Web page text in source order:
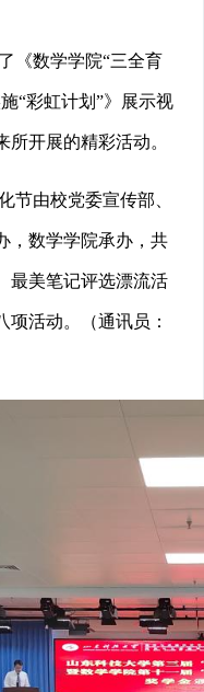
《数学学院“三全育
“彩虹计划”》展示视
开展的精彩活动。
节由校党委宣传部、
，数学学院承办，共
最美笔记评选漂流活
活动。（通讯员：